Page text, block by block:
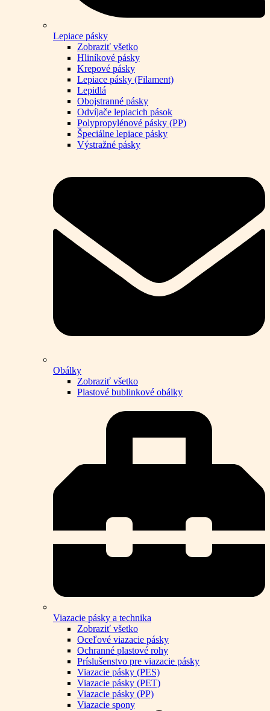
Lepiace pásky
Zobraziť všetko
Hliníkové pásky
Krepové pásky
Lepiace pásky (Filament)
Lepidlá
Obojstranné pásky
Odvíjače lepiacich pások
Polypropylénové pásky (PP)
Špeciálne lepiace pásky
Výstražné pásky
Obálky
Zobraziť všetko
Plastové bublinkové obálky
Viazacie pásky a technika
Zobraziť všetko
Oceľové viazacie pásky
Ochranné plastové rohy
Príslušenstvo pre viazacie pásky
Viazacie pásky (PES)
Viazacie pásky (PET)
Viazacie pásky (PP)
Viazacie spony